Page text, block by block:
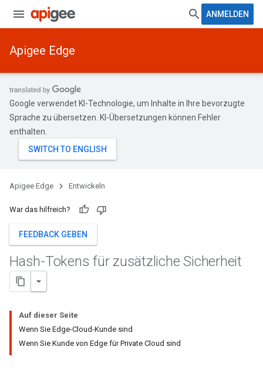
ANMELDEN
Apigee Edge
Google verwendet KI-Technologie, um Inhalte in Ihre bevorzugte
Sprache zu übersetzen. KI-Übersetzungen können Fehler
enthalten.
Apigee Edge Entwickeln
War das hilfreich?
FEEDBACK GEBEN
Hash-Tokens für zusätzliche Sicherheit
Auf dieser Seite
Wenn Sie Edge-Cloud-Kunde sind
Wenn Sie Kunde von Edge für Private Cloud sind